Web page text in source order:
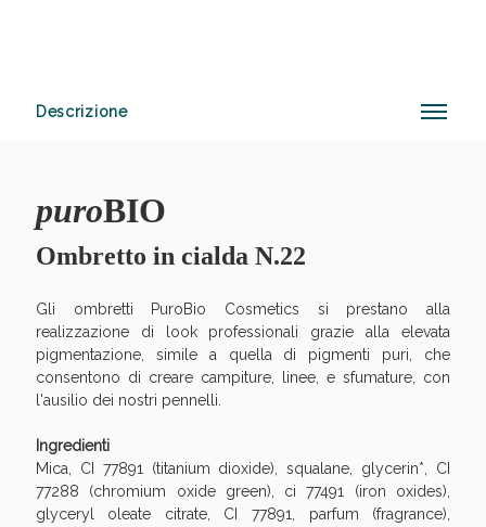
Descrizione
puroBIO
Ombretto in cialda N.22
Gli ombretti PuroBio Cosmetics si prestano alla
realizzazione di look professionali grazie alla elevata
pigmentazione, simile a quella di pigmenti puri, che
consentono di creare campiture, linee, e sfumature, con
l'ausilio dei nostri pennelli.
Ingredienti
Mica, CI 77891 (titanium dioxide), squalane, glycerin*, CI
77288 (chromium oxide green), ci 77491 (iron oxides),
glyceryl oleate citrate, CI 77891, parfum (fragrance),